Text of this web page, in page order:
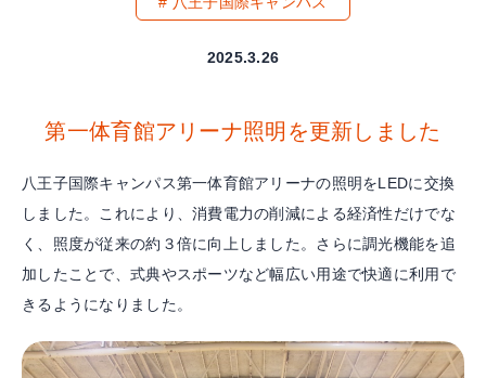
2025.3.26
第一体育館アリーナ照明を更新しました
八王子国際キャンパス第一体育館アリーナの照明をLEDに交換
しました。これにより、消費電力の削減による経済性だけでな
く、照度が従来の約３倍に向上しました。さらに調光機能を追
加したことで、式典やスポーツなど幅広い用途で快適に利用で
きるようになりました。